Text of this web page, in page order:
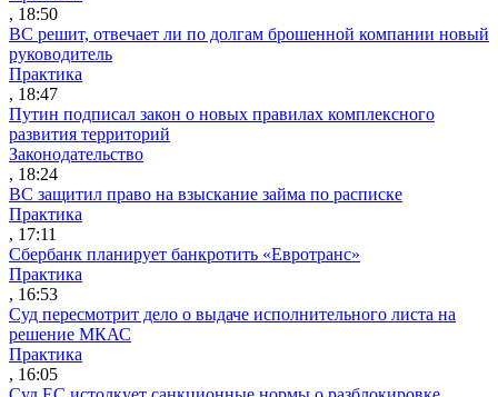
, 18:50
ВС решит, отвечает ли по долгам брошенной компании новый
руководитель
Практика
, 18:47
Путин подписал закон о новых правилах комплексного
развития территорий
Законодательство
, 18:24
ВС защитил право на взыскание займа по расписке
Практика
, 17:11
Сбербанк планирует банкротить «Евротранс»
Практика
, 16:53
Суд пересмотрит дело о выдаче исполнительного листа на
решение МКАС
Практика
, 16:05